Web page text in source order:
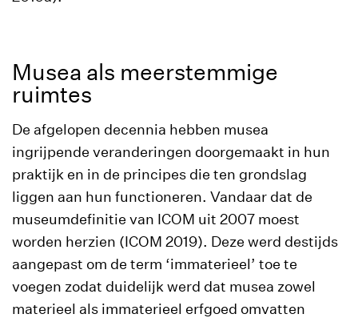
Musea als meerstemmige
ruimtes
De afgelopen decennia hebben musea
ingrijpende veranderingen doorgemaakt in hun
praktijk en in de principes die ten grondslag
liggen aan hun functioneren. Vandaar dat de
museumdefinitie van ICOM uit 2007 moest
worden herzien (ICOM 2019). Deze werd destijds
aangepast om de term ‘immaterieel’ toe te
voegen zodat duidelijk werd dat musea zowel
materieel als immaterieel erfgoed omvatten